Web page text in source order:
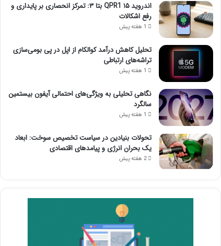
اندروید ۱۵ QPR1 بتا ۳: تمرکز انحصاری بر پایداری و
رفع اشکالات
1 هفته پیش
تحلیل کاهش درآمد کوالکام از اپل در پی بومی‌سازی
تراشه‌های ارتباطی
1 هفته پیش
نگاهی تحلیلی به ویژگی‌های احتمالی آیفون بیستمین
سالگرد
1 هفته پیش
تحولات بنیادین در سیاست تخصیص سوخت: ابعاد
یک بحران انرژی و پیامدهای اقتصادی
2 هفته پیش